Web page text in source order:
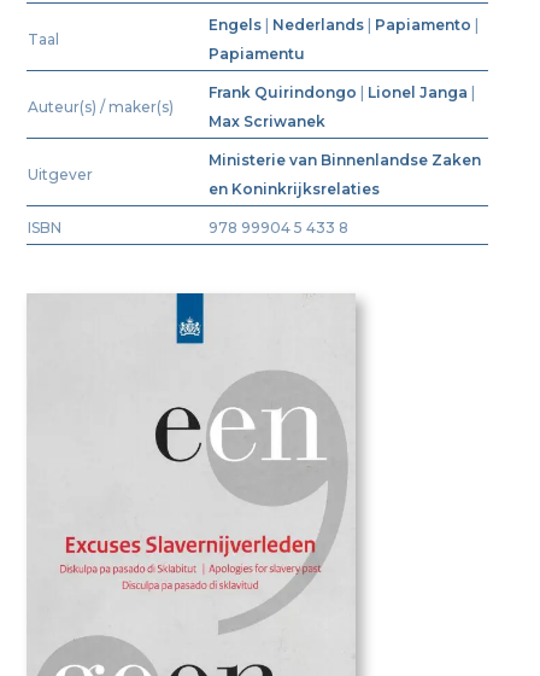
Taal
Engels Nederlands Papiamento
Papiamentu
Auteur(s) / maker(s)
Frank Quirindongo Lionel Janga
Max Scriwanek
Uitgever
Ministerie van Binnenlandse Zaken
en Koninkrijksrelaties
ISBN 978 99904 5 433 8